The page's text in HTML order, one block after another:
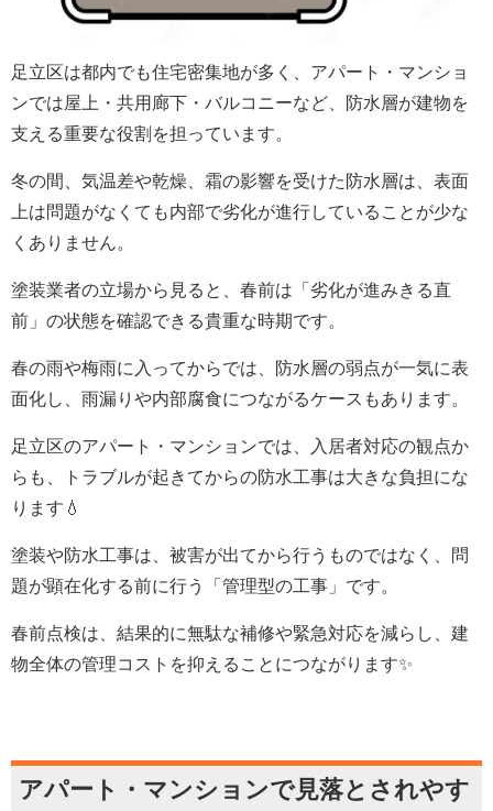
足立区は都内でも住宅密集地が多く、アパート・マンショ
ンでは屋上・共用廊下・バルコニーなど、防水層が建物を
支える重要な役割を担っています。
冬の間、気温差や乾燥、霜の影響を受けた防水層は、表面
上は問題がなくても内部で劣化が進行していることが少な
くありません。
塗装業者の立場から見ると、春前は「劣化が進みきる直
前」の状態を確認できる貴重な時期です。
春の雨や梅雨に入ってからでは、防水層の弱点が一気に表
面化し、雨漏りや内部腐食につながるケースもあります。
足立区のアパート・マンションでは、入居者対応の観点か
らも、トラブルが起きてからの防水工事は大きな負担にな
ります💧
塗装や防水工事は、被害が出てから行うものではなく、問
題が顕在化する前に行う「管理型の工事」です。
春前点検は、結果的に無駄な補修や緊急対応を減らし、建
物全体の管理コストを抑えることにつながります✨
アパート・マンションで見落とされやす